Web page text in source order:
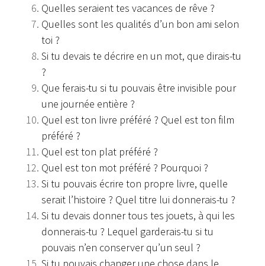
Quelles seraient tes vacances de rêve ?
Quelles sont les qualités d’un bon ami selon
toi ?
Si tu devais te décrire en un mot, que dirais-tu
?
Que ferais-tu si tu pouvais être invisible pour
une journée entière ?
Quel est ton livre préféré ? Quel est ton film
préféré ?
Quel est ton plat préféré ?
Quel est ton mot préféré ? Pourquoi ?
Si tu pouvais écrire ton propre livre, quelle
serait l’histoire ? Quel titre lui donnerais-tu ?
Si tu devais donner tous tes jouets, à qui les
donnerais-tu ? Lequel garderais-tu si tu
pouvais n’en conserver qu’un seul ?
Si tu pouvais changer une chose dans le